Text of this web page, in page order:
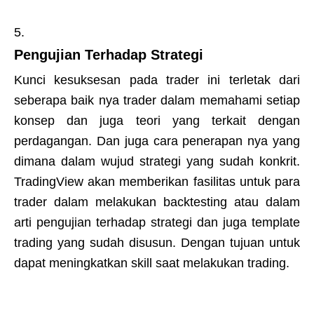
Pengujian Terhadap Strategi
Kunci kesuksesan pada trader ini terletak dari
seberapa baik nya trader dalam memahami setiap
konsep dan juga teori yang terkait dengan
perdagangan. Dan juga cara penerapan nya yang
dimana dalam wujud strategi yang sudah konkrit.
TradingView akan memberikan fasilitas untuk para
trader dalam melakukan backtesting atau dalam
arti pengujian terhadap strategi dan juga template
trading yang sudah disusun. Dengan tujuan untuk
dapat meningkatkan skill saat melakukan trading.